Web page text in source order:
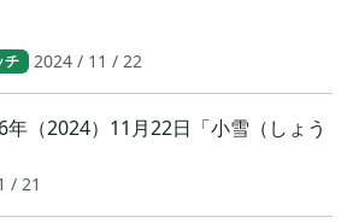
チ 2024 / 11 / 22
（2024）11月22日「小雪（しょう
/ 21